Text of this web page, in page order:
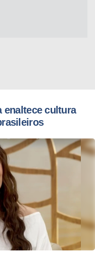
enaltece cultura